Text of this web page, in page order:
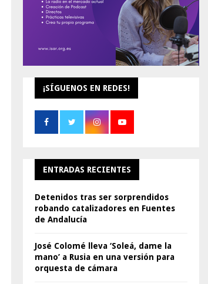
H
¡SÍGUENOS EN REDES!
ENTRADAS RECIENTES
Detenidos tras ser sorprendidos
robando catalizadores en Fuentes
de Andalucía
José Colomé lleva ‘Soleá, dame la
mano’ a Rusia en una versión para
orquesta de cámara